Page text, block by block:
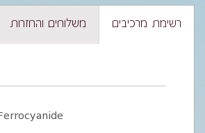
רשימת מרכיבים משלוחים והחזרות